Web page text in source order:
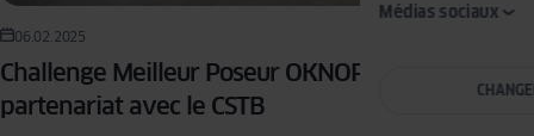
Médias sociaux
06.02.2025
Challenge Meilleur Poseur OKNOPLAST en
partenariat avec le CSTB